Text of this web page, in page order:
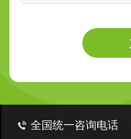
全国统一咨询电话